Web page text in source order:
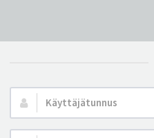
Käyttäjätunnus: